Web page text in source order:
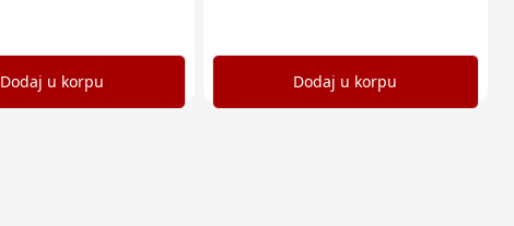
Dodaj u korpu Dodaj u korpu